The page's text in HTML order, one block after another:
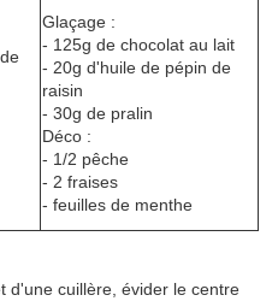
Glaçage :
- 125g de chocolat au lait
- 20g d'huile de pépin de
raisin
- 30g de pralin
Déco :
- 1/2 pêche
- 2 fraises
- feuilles de menthe
d'une cuillère, évider le centre